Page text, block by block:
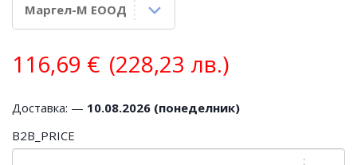
116,69 € (228,23 лв.)
Доставка: — 10.08.2026 (понеделник)
B2B_PRICE